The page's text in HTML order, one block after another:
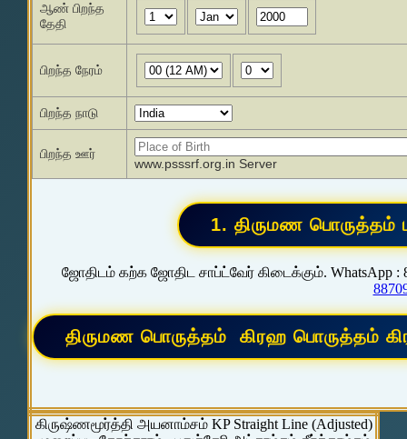
ஆண் பிறந்த
தேதி
பிறந்த நேரம்
பிறந்த நாடு
பிறந்த ஊர்
www.psssrf.org.in Server
ஜோதிடம் கற்க ஜோதிட சாப்ட்வேர் கிடைக்கும். WhatsApp :
கிருஷ்ணமூர்த்தி அயனாம்சம் KP Straight Line (Adjusted)